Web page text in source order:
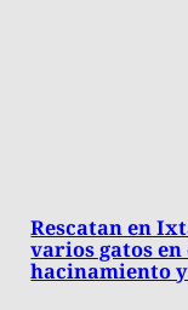
Rescatan en
varios gatos
hacinamiento